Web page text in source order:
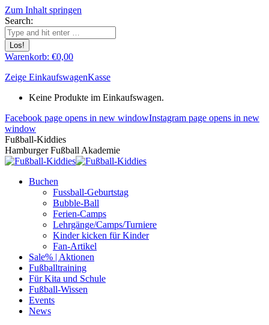
Zum Inhalt springen
Search:
Warenkorb: €0,00
Zeige EinkaufswagenKasse
Keine Produkte im Einkaufswagen.
Facebook page opens in new windowInstagram page opens in new
window
Fußball-Kiddies
Hamburger Fußball Akademie
Buchen
Fussball-Geburtstag
Bubble-Ball
Ferien-Camps
Lehrgänge/Camps/Turniere
Kinder kicken für Kinder
Fan-Artikel
Sale% | Aktionen
Fußballtraining
Für Kita und Schule
Fußball-Wissen
Events
News